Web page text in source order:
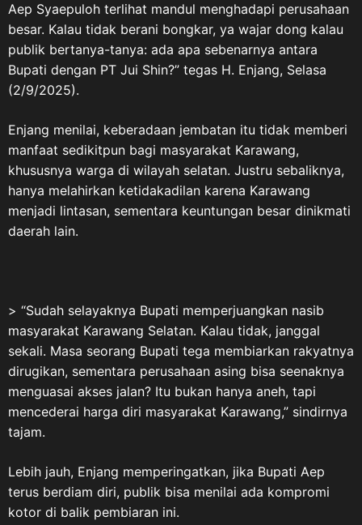
dalam ingatan kolektif bangsa.
Terlebih di tengah
perkembangan zaman, masih
terdapat masyarakat, pelajar,
Veteran Republik Indonesia
maupun keberadaan Legiun
Veteran Republik Indonesia
(LVRI) sebagai wadah
perjuangan dan pengabdian
Republik Indonesia dalam
wadah LVRI. Karena itu,
sejarah perjuangan para
veteran harus terus
disampaikan dan diwariskan
kepada generasi penerus,” ujar
ASDO. 10 Agustus dan Jejak
Veteran Nasional ditetapkan
melalui Keputusan Presiden
Republik Indonesia Nomor 30
Aep Syaepuloh terlihat mandul menghadapi perusahaan
besar. Kalau tidak berani bongkar, ya wajar dong kalau
publik bertanya-tanya: ada apa sebenarnya antara
Bupati dengan PT Jui Shin?” tegas H. Enjang, Selasa
(2/9/2025).
Enjang menilai, keberadaan jembatan itu tidak memberi
manfaat sedikitpun bagi masyarakat Karawang,
khususnya warga di wilayah selatan. Justru sebaliknya,
hanya melahirkan ketidakadilan karena Karawang
menjadi lintasan, sementara keuntungan besar dinikmati
daerah lain.
> “Sudah selayaknya Bupati memperjuangkan nasib
masyarakat Karawang Selatan. Kalau tidak, janggal
sekali. Masa seorang Bupati tega membiarkan rakyatnya
dirugikan, sementara perusahaan asing bisa seenaknya
menguasai akses jalan? Itu bukan hanya aneh, tapi
mencederai harga diri masyarakat Karawang,” sindirnya
tajam.
Lebih jauh, Enjang memperingatkan, jika Bupati Aep
terus berdiam diri, publik bisa menilai ada kompromi
kotor di balik pembiaran ini.